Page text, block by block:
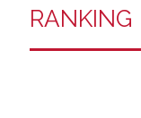
RANKING